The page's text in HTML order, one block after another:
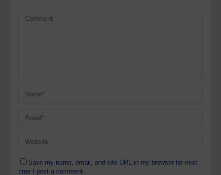
Save my name, email, and site URL in my browser for next
time I post a comment.